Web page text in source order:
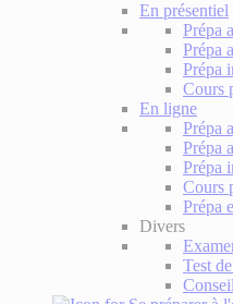
En présentiel
Prépa
Prépa
Prépa
Cours
En ligne
Prépa
Prépa
Prépa
Cours
Prépa
Divers
Test